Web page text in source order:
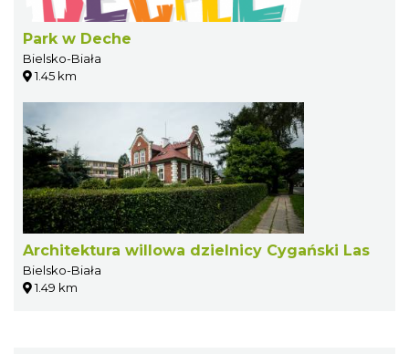
Park w Deche
Bielsko-Biała
1.45 km
Architektura willowa dzielnicy Cygański Las
Bielsko-Biała
1.49 km